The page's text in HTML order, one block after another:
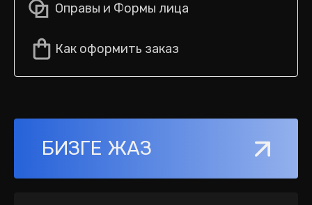
Оправы и Формы лица
Как оформить заказ
БИЗГЕ ЖАЗ